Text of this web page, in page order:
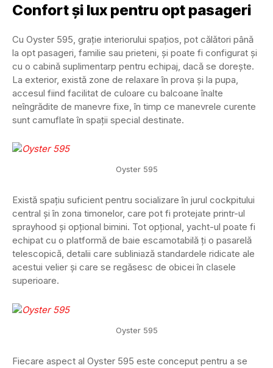
Confort și lux pentru opt pasageri
Cu Oyster 595, grație interiorului spațios, pot călători până
la opt pasageri, familie sau prieteni, și poate fi configurat și
cu o cabină suplimentarp pentru echipaj, dacă se dorește.
La exterior, există zone de relaxare în prova și la pupa,
accesul fiind facilitat de culoare cu balcoane înalte
neîngrădite de manevre fixe, în timp ce manevrele curente
sunt camuflate în spații special destinate.
Oyster 595
Există spațiu suficient pentru socializare în jurul cockpitului
central și în zona timonelor, care pot fi protejate printr-ul
sprayhood și opțional bimini. Tot opțional, yacht-ul poate fi
echipat cu o platformă de baie escamotabilă ți o pasarelă
telescopică, detalii care subliniază standardele ridicate ale
acestui velier și care se regăsesc de obicei în clasele
superioare.
Oyster 595
Fiecare aspect al Oyster 595 este conceput pentru a se